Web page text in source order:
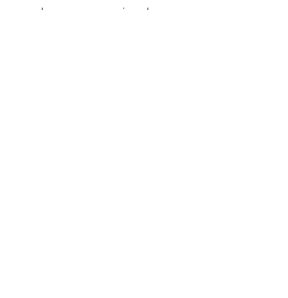
almacenamiento.